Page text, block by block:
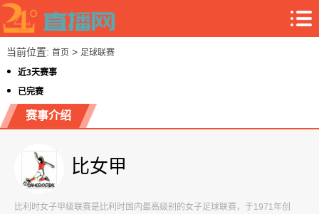
当前位置: 首页> 足球联赛
近3天赛事
已完赛
赛事介绍
比女甲
比利时女子甲级联赛是比利时国内最高级别的女子足球联赛，于1971年创